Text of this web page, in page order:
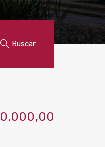
Buscar